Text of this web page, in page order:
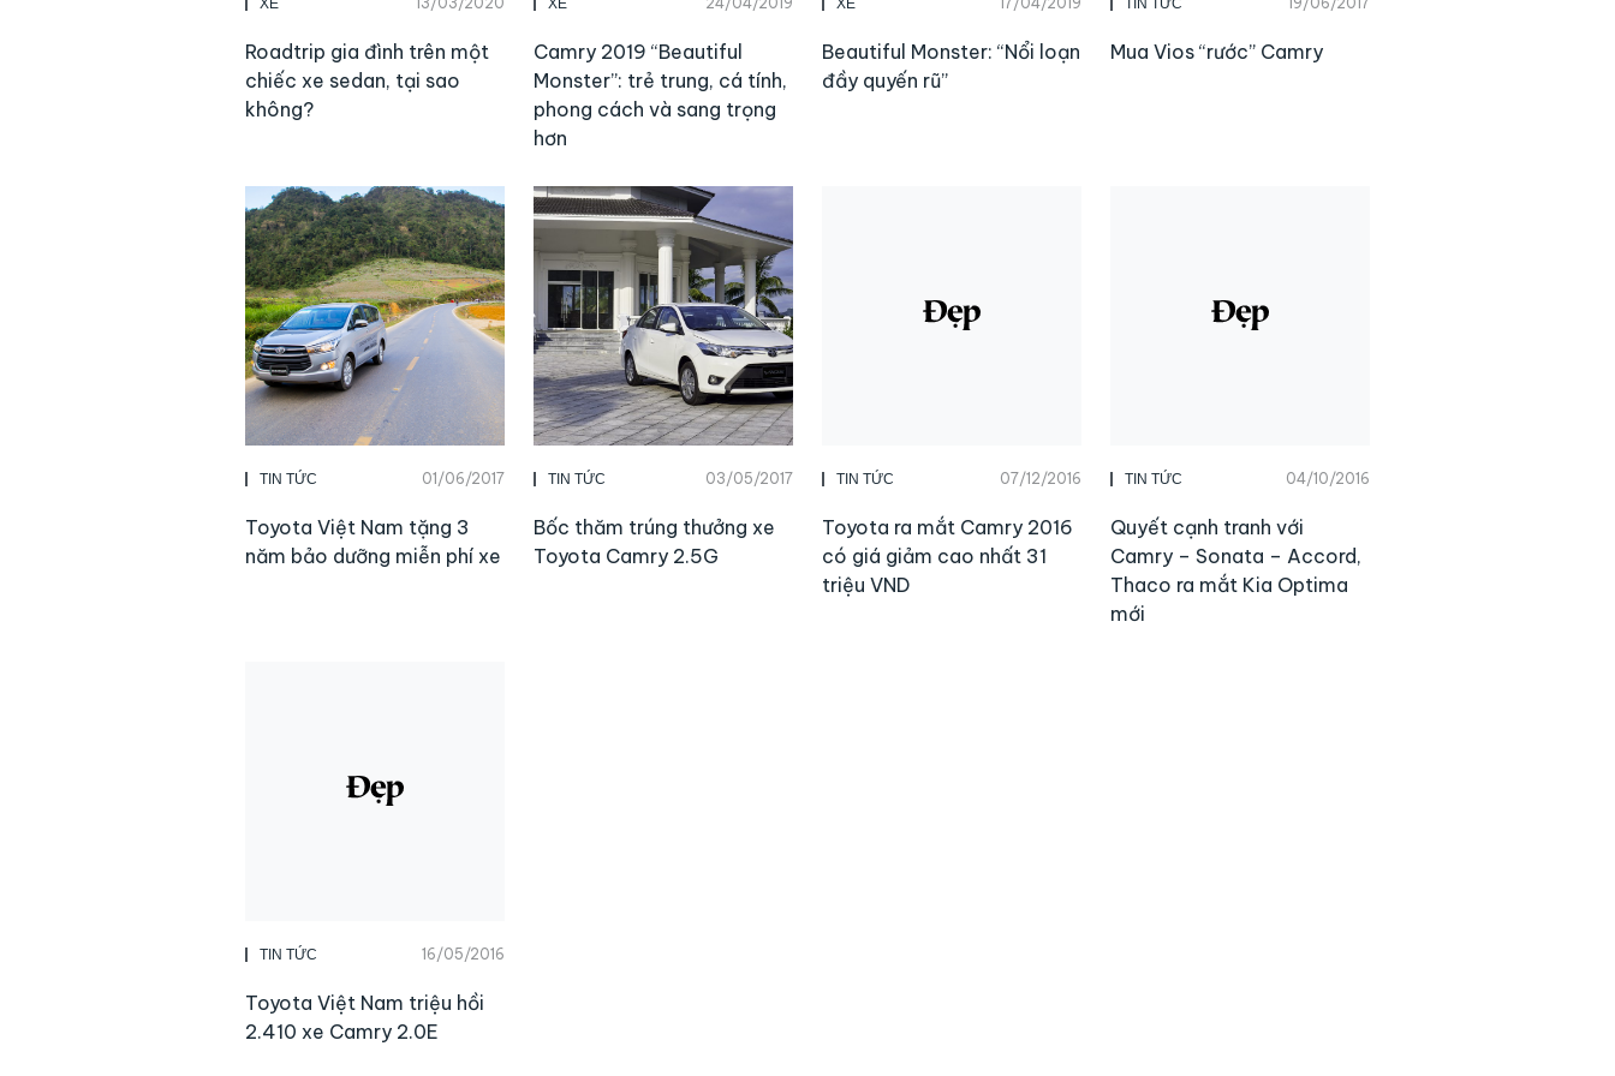
Roadtrip gia đình trên một
chiếc xe sedan, tại sao
không?
Camry 2019 “Beautiful
Monster”: trẻ trung, cá tính,
phong cách và sang trọng
hơn
Beautiful Monster: “Nổi loạn
đầy quyến rũ”
Mua Vios “rước” Camry
TIN TỨC 01/06/2017
Toyota Việt Nam tặng 3
năm bảo dưỡng miễn phí xe
TIN TỨC 03/05/2017
Bốc thăm trúng thưởng xe
Toyota Camry 2.5G
TIN TỨC 07/12/2016
Toyota ra mắt Camry 2016
có giá giảm cao nhất 31
triệu VND
TIN TỨC 04/10/2016
Quyết cạnh tranh với
Camry – Sonata – Accord,
Thaco ra mắt Kia Optima
mới
TIN TỨC 16/05/2016
Toyota Việt Nam triệu hồi
2.410 xe Camry 2.0E